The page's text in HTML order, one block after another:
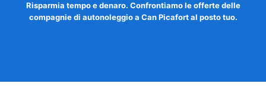
Risparmia tempo e denaro. Confrontiamo le offerte delle
compagnie di autonoleggio a Can Picafort al posto tuo.